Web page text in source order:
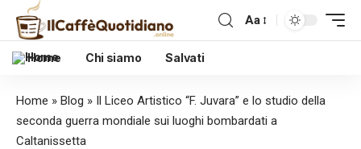
Aa
Home Chi siamo Salvati
Home » Blog » Il Liceo Artistico “F. Juvara” e lo studio della
seconda guerra mondiale sui luoghi bombardati a
Caltanissetta